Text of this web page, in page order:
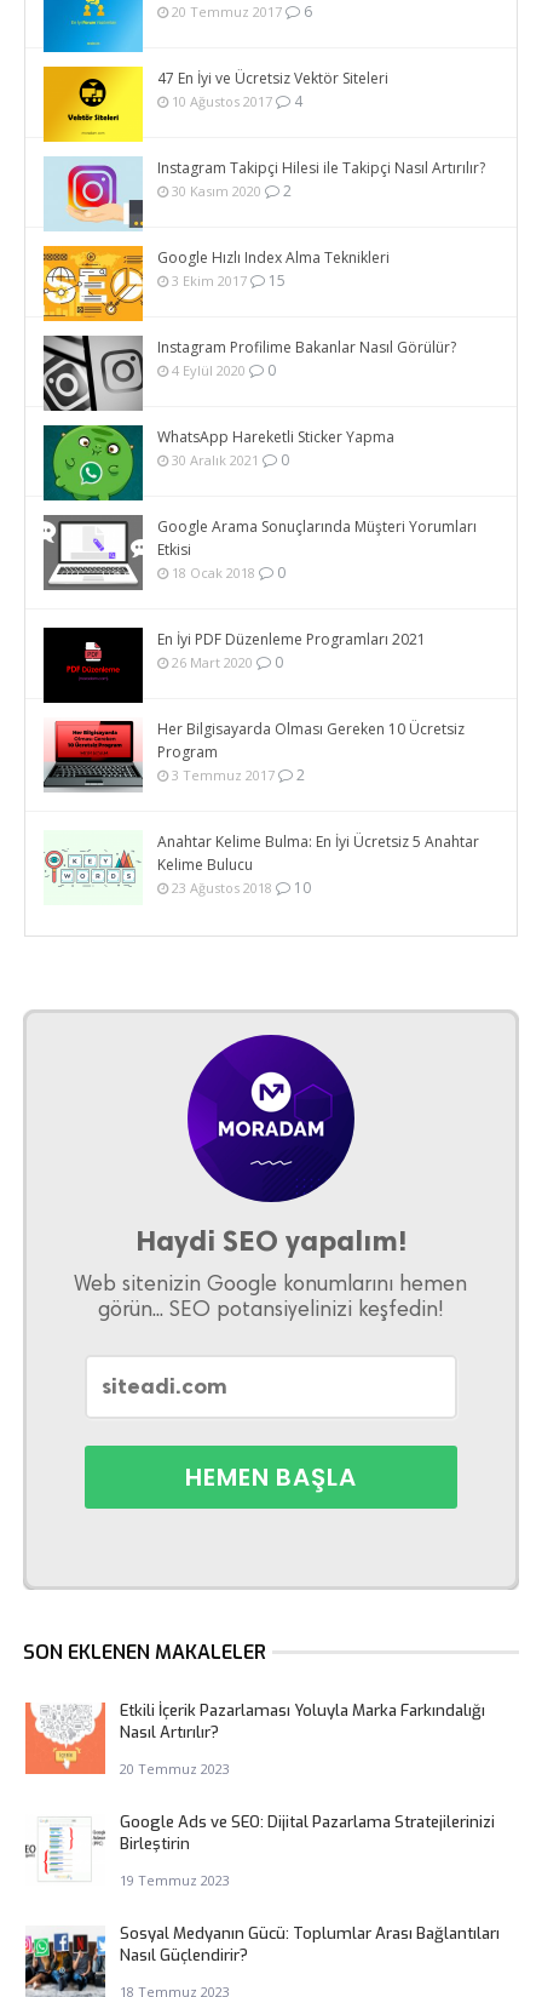
20 Temmuz 2017 6
47 En İyi ve Ücretsiz Vektör Siteleri
10 Ağustos 2017 4
Instagram Takipçi Hilesi ile Takipçi Nasıl Artırılır?
30 Kasım 2020 2
Google Hızlı Index Alma Teknikleri
3 Ekim 2017 15
Instagram Profilime Bakanlar Nasıl Görülür?
4 Eylül 2020 0
WhatsApp Hareketli Sticker Yapma
30 Aralık 2021 0
Google Arama Sonuçlarında Müşteri Yorumları
Etkisi
18 Ocak 2018 0
En İyi PDF Düzenleme Programları 2021
26 Mart 2020 0
Her Bilgisayarda Olması Gereken 10 Ücretsiz
Program
3 Temmuz 2017 2
Anahtar Kelime Bulma: En İyi Ücretsiz 5 Anahtar
Kelime Bulucu
23 Ağustos 2018 10
Haydi SEO yapalım!
Web sitenizin Google konumlarını hemen
görün... SEO potansiyelinizi keşfedin!
SON EKLENEN MAKALELER
Etkili İçerik Pazarlaması Yoluyla Marka Farkındalığı
Nasıl Artırılır?
20 Temmuz 2023
Google Ads ve SEO: Dijital Pazarlama Stratejilerinizi
Birleştirin
19 Temmuz 2023
Sosyal Medyanın Gücü: Toplumlar Arası Bağlantıları
Nasıl Güçlendirir?
18 Temmuz 2023